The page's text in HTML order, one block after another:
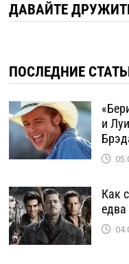
ДАВАЙТЕ
ПОСЛЕДНИЕ
и
Как
едва